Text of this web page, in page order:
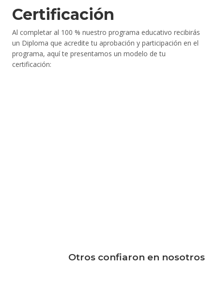
Certificación
Al completar al 100 % nuestro programa educativo recibirás
un Diploma que acredite tu aprobación y participación en el
programa, aquí te presentamos un modelo de tu
certificación:
Otros confiaron en nosotros